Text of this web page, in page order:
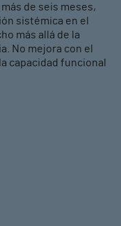
de seis meses,
sistémica en el
más allá de la
No mejora con el
capacidad funcional